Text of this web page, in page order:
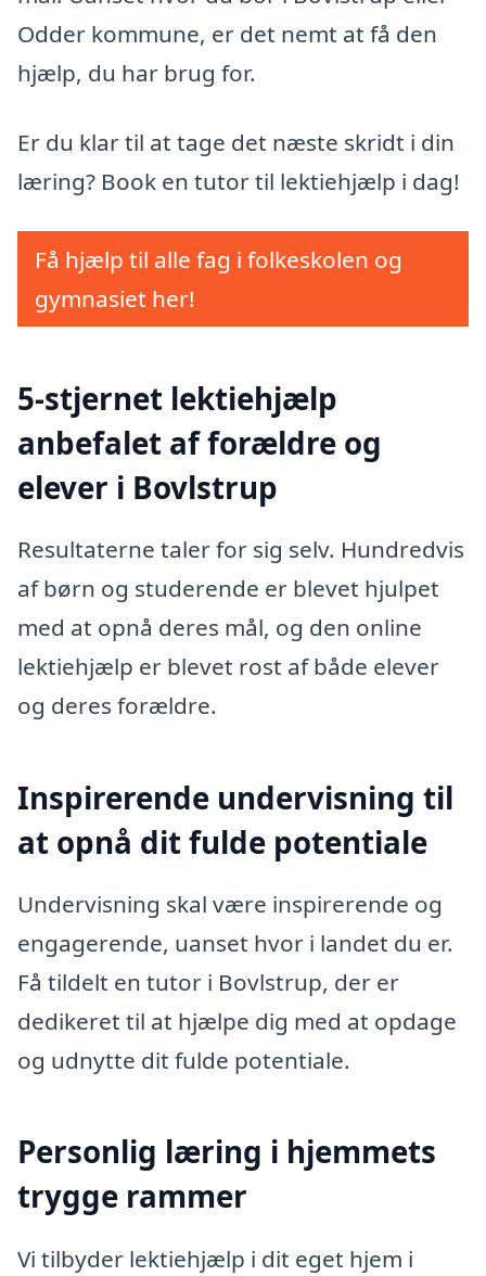
Odder kommune, er det nemt at få den
hjælp, du har brug for.
Er du klar til at tage det næste skridt i din
læring? Book en tutor til lektiehjælp i dag!
Få hjælp til alle fag i folkeskolen og
gymnasiet her!
5-stjernet lektiehjælp
anbefalet af forældre og
elever i Bovlstrup
Resultaterne taler for sig selv. Hundredvis
af børn og studerende er blevet hjulpet
med at opnå deres mål, og den online
lektiehjælp er blevet rost af både elever
og deres forældre.
Inspirerende undervisning til
at opnå dit fulde potentiale
Undervisning skal være inspirerende og
engagerende, uanset hvor i landet du er.
Få tildelt en tutor i Bovlstrup, der er
dedikeret til at hjælpe dig med at opdage
og udnytte dit fulde potentiale.
Personlig læring i hjemmets
trygge rammer
Vi tilbyder lektiehjælp i dit eget hjem i